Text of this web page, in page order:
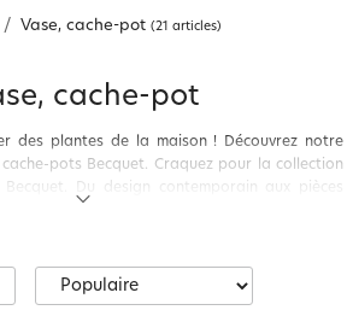
Vase, cache-pot (21 articles)
cache-pot
des plantes de la maison ! Découvrez notre
pots Becquet. Craquez pour la collection
Becquet. Du design contemporain aux pièces
détails exquis qui font de chaque vase une
beaux bouquets de fleurs seront à l’honneur